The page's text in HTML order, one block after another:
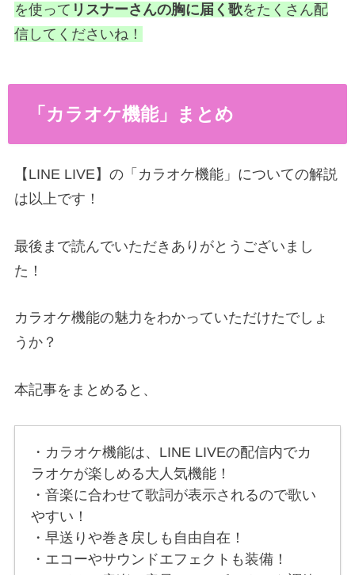
を使って リスナーさんの胸に届く歌をたくさん配
信してくださいね！
「カラオケ機能」まとめ
【LINE LIVE】の「カラオケ機能」についての解説
は以上です！
最後まで読んでいただきありがとうございまし
た！
カラオケ機能の魅力をわかっていただけたでしょ
うか？
本記事をまとめると、
・カラオケ機能は、LINE LIVEの配信内でカ
ラオケが楽しめる大人気機能！
・音楽に合わせて歌詞が表示されるので歌い
やすい！
・早送りや巻き戻しも自由自在！
・エコーやサウンドエフェクトも装備！